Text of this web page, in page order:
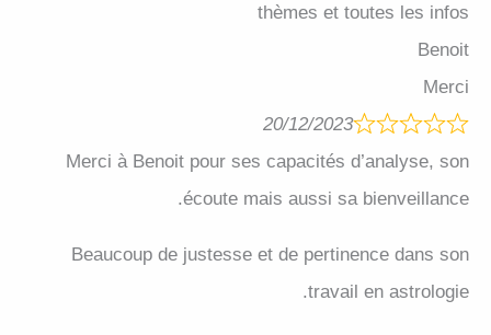
thèmes et toutes les infos
Benoit
Merci
20/12/2023
Merci à Benoit pour ses capacités d’analyse, son
écoute mais aussi sa bienveillance.
Beaucoup de justesse et de pertinence dans son
travail en astrologie.